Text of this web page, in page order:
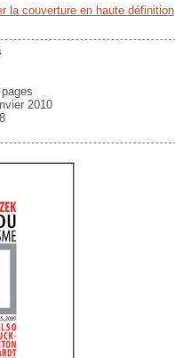
la couverture en haute définition
2010